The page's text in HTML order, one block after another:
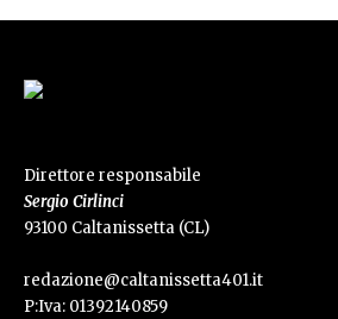
Direttore responsabile
Sergio Cirlinci
93100 Caltanissetta (CL)
redazione@caltanissetta401.it
P:Iva: 01392140859